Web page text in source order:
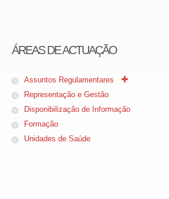
ÁREAS DE ACTUAÇÃO
Assuntos Regulamentares
Representação e Gestão
Disponibilização de Informação
Formação
Unidades de Saúde